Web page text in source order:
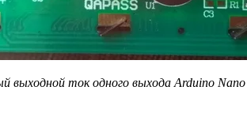
выходной ток одного выхода Arduino